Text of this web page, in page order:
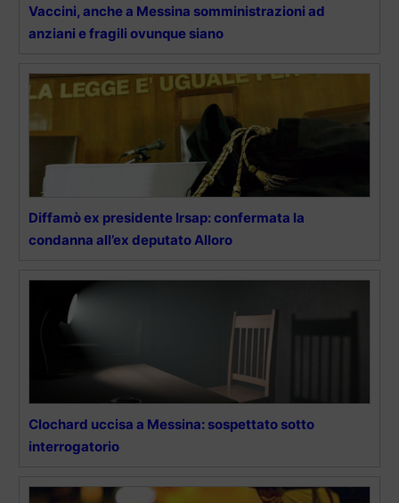
Vaccini, anche a Messina somministrazioni ad
anziani e fragili ovunque siano
Diffamò ex presidente Irsap: confermata la
condanna all’ex deputato Alloro
Clochard uccisa a Messina: sospettato sotto
interrogatorio